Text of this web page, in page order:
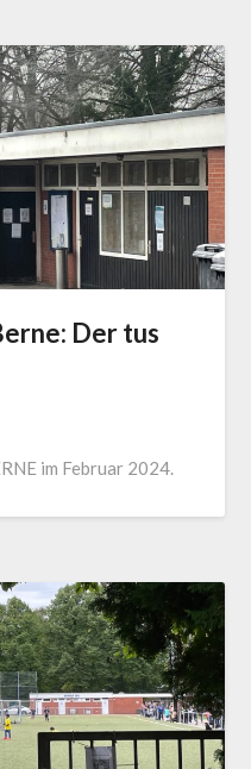
Der tus
im Februar 2024.